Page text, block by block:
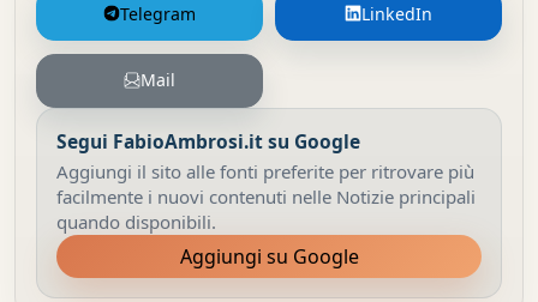
Telegram LinkedIn
Mail
Segui FabioAmbrosi.it su Google
Aggiungi il sito alle fonti preferite per ritrovare più
facilmente i nuovi contenuti nelle Notizie principali
quando disponibili.
Aggiungi su Google